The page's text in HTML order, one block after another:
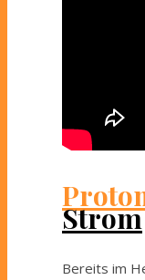
Strom
Bereits im